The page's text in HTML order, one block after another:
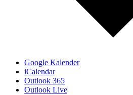
Google Kalender
iCalendar
Outlook 365
Outlook Live